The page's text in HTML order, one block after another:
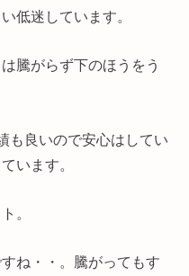
低迷しています。
騰がらず下のほうをう
も良いので安心はしてい
います。
。
ね・・。騰がってもす